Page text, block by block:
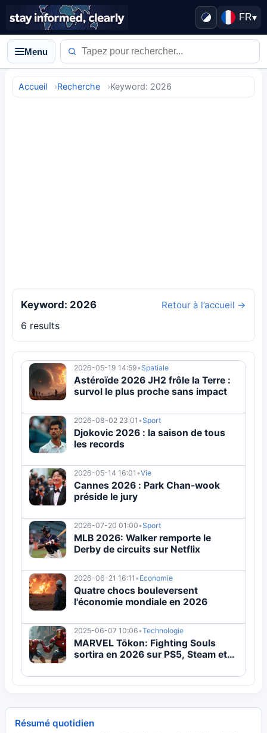
FR▾
Menu
Accueil Recherche Keyword: 2026
Keyword: 2026 Retour à l’accueil →
6 results
2026-05-19 14:59• Spatiale
Astéroïde 2026 JH2 frôle la Terre :
survol le plus proche sans impact
2026-08-02 23:01 • Sport
Djokovic 2026 : la saison de tous
les records
2026-05-14 16:01 •Vie
Cannes 2026 : Park Chan-wook
préside le jury
2026-07-20 01:00• Sport
MLB 2026: Walker remporte le
Derby de circuits sur Netflix
2026-06-21 16:11 • Economie
Quatre chocs bouleversent
l'économie mondiale en 2026
2025-06-07 10:06•Technologie
MARVEL Tōkon: Fighting Souls
sortira en 2026 sur PS5, Steam et
Résumé quotidien